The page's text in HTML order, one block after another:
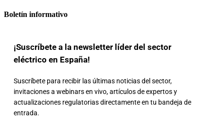
Boletín informativo
¡Suscríbete a la newsletter líder del sector
eléctrico en España!
Suscríbete para recibir las últimas noticias del sector,
invitaciones a webinars en vivo, artículos de expertos y
actualizaciones regulatorias directamente en tu bandeja de
entrada.